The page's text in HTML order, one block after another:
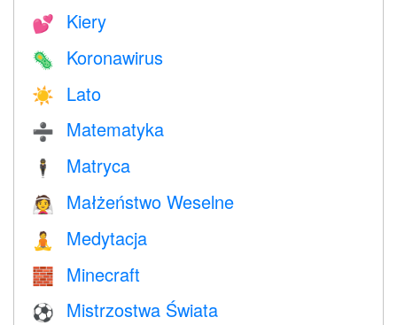
💕 Kiery
🦠 Koronawirus
☀️ Lato
➗ Matematyka
🕴️ Matryca
👰 Małżeństwo Weselne
🧘 Medytacja
🧱 Minecraft
⚽ Mistrzostwa Świata